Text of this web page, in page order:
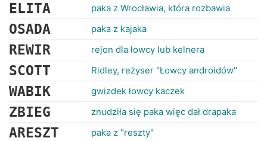
ELITA paka z Wrocławia, która rozbawia
OSADA paka z kajaka
REWIR rejon dla łowcy lub kelnera
SCOTT Ridley, reżyser "Łowcy androidów"
WABIK gwizdek łowcy kaczek
ZBIEG znudziła się paka więc dał drapaka
ARESZT paka z "reszty"